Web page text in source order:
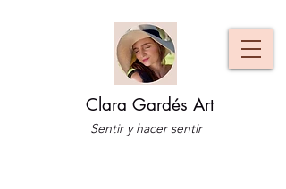
Clara Gardés Art
Sentir y hacer sentir